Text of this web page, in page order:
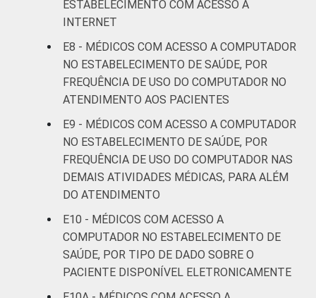
De 36 a 50
De 51
anos ou
mais
6
LOCALIZAÇÃO Capital 5
Interior 7
Fonte: CGI.br/NIC.br, Centro Regional de
Estudos para o Desenvolvimento da
Sociedade da Informação (Cetic.br),
Pesquisa sobre o uso das tecnologias de
informação e comunicação nos
ESTABELECIMENTO COM ACESSO À
INTERNET
E8 - MÉDICOS COM ACESSO A COMPUTADOR
NO ESTABELECIMENTO DE SAÚDE, POR
FREQUÊNCIA DE USO DO COMPUTADOR NO
ATENDIMENTO AOS PACIENTES
E9 - MÉDICOS COM ACESSO A COMPUTADOR
NO ESTABELECIMENTO DE SAÚDE, POR
FREQUÊNCIA DE USO DO COMPUTADOR NAS
DEMAIS ATIVIDADES MÉDICAS, PARA ALÉM
DO ATENDIMENTO
E10 - MÉDICOS COM ACESSO A
COMPUTADOR NO ESTABELECIMENTO DE
SAÚDE, POR TIPO DE DADO SOBRE O
PACIENTE DISPONÍVEL ELETRONICAMENTE